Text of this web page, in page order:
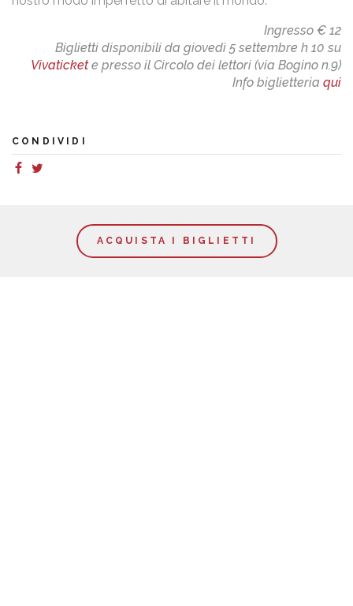
Ingresso € 12
Biglietti disponibili da giovedì 5 settembre h 10 su
Vivatickete presso il Circolo dei lettori (via Bogino n.9)
Info biglietteria qui
CONDIVIDI
ACQUISTA I BIGLIETTI